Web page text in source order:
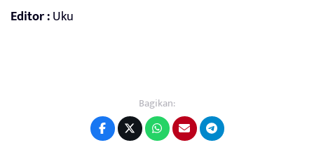
Editor :Uku
Bagikan: